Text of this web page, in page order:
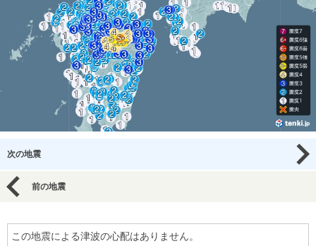
次の地震
前の地震
この地震による津波の心配はありません。